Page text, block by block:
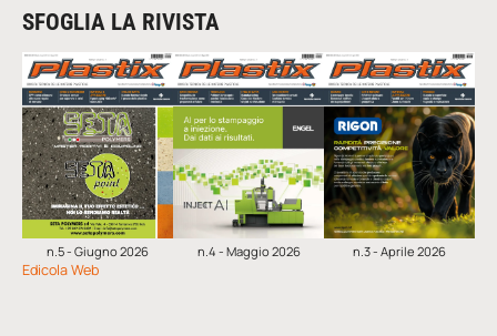
SFOGLIA LA RIVISTA
n.5 - Giugno 2026 n.4 - Maggio 2026 n.3 - Aprile 2026
Edicola Web